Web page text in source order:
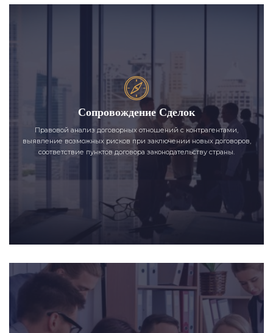
Сопровождение Сделок
Правовой анализ договорных отношений с контрагентами,
выявление возможных рисков при заключении новых договоров,
соответствие пунктов договора законодательству страны.